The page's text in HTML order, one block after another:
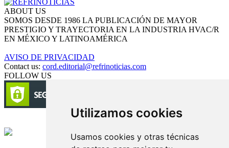
Utilizamos cookies
Usamos cookies y otras técnicas
ABOUT US
SOMOS DESDE 1986 LA PUBLICACIÓN DE MAYOR
PRESTIGIO Y TRAYECTORIA EN LA INDUSTRIA HVAC/R
EN MÉXICO Y LATINOAMÉRICA
AVISO DE PRIVACIDAD
Contact us: cord.editorial@refrinoticias.com
FOLLOW US